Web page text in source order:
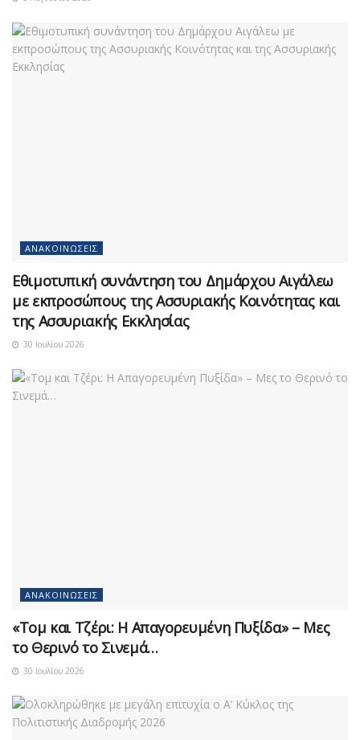
ΑΝΑΚΟΙΝΏΣΕΙΣ
Εθιμοτυπική συνάντηση του Δημάρχου Αιγάλεω
με εκπροσώπους της Ασσυριακής Κοινότητας και
της Ασσυριακής Εκκλησίας
30 Ιουλίου 2026
ΑΝΑΚΟΙΝΏΣΕΙΣ
«Τομ και Τζέρι: Η Απαγορευμένη Πυξίδα» – Μες
το Θερινό το Σινεμά…
30 Ιουλίου 2026